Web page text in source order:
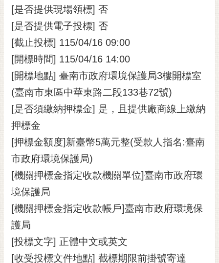
[是否提供現場領標] 否
[是否提供電子投標] 否
[截止投標] 115/04/16 09:00
[開標時間] 115/04/16 14:00
[開標地點] 臺南市政府環境保護局3樓開標室
(臺南市東區中華東路二段133巷72號)
[是否須繳納押標金] 是，且提供廠商線上繳納
押標金
[押標金額度]新臺幣5萬元整(受款人指名:臺南
市政府環境保護局)
[機關押標金指定收款機關單位]臺南市政府環
境保護局
[機關押標金指定收款帳戶]臺南市政府環境保
護局
[投標文字] 正體中文或英文
[收受投標文件地點] 截標期限前掛號寄達